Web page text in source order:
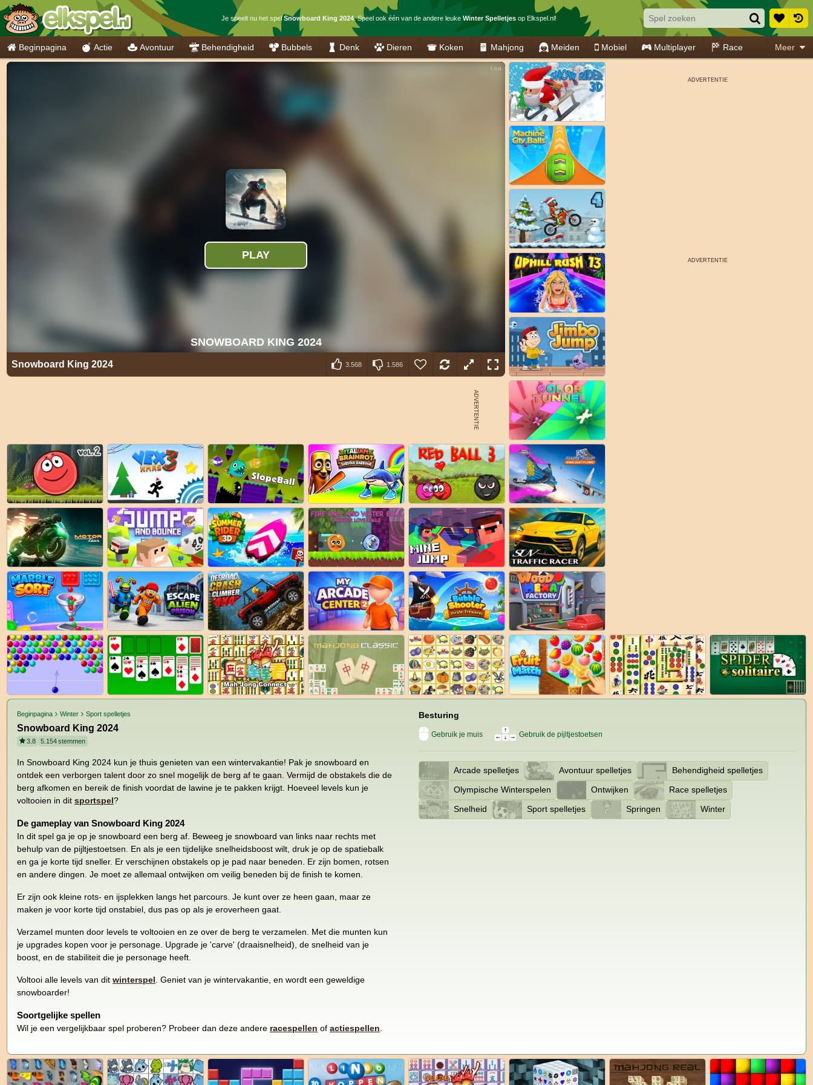
Je speelt nu het spelSnowboard King 2024. Speel ook één van de andere leuke Winter Spelletjesop Elkspel.nl!
Beginpagina Actie Avontuur Behendigheid Bubbels Denk Dieren Koken Mahjong Meiden Mobiel Multiplayer Race Meer
Snowboard King 2024 3.568 1.586
Beginpagina Winter Sport spelletjes
Snowboard King 2024
3.8 5.154stemmen
In Snowboard King 2024 kun je thuis genieten van een wintervakantie! Pak je snowboard en
ontdek een verborgen talent door zo snel mogelijk de berg af te gaan. Vermijd de obstakels die de
berg afkomen en bereik de finish voordat de lawine je te pakken krijgt. Hoeveel levels kun je
voltooien in dit sportspel?
De gameplay van Snowboard King 2024
In dit spel ga je op je snowboard een berg af. Beweeg je snowboard van links naar rechts met
behulp van de pijltjestoetsen. En als je een tijdelijke snelheidsboost wilt, druk je op de spatiebalk
en ga je korte tijd sneller. Er verschijnen obstakels op je pad naar beneden. Er zijn bomen, rotsen
en andere dingen. Je moet ze allemaal ontwijken om veilig beneden bij de finish te komen.
Er zijn ook kleine rots- en ijsplekken langs het parcours. Je kunt over ze heen gaan, maar ze
maken je voor korte tijd onstabiel, dus pas op als je eroverheen gaat.
Verzamel munten door levels te voltooien en ze over de berg te verzamelen. Met die munten kun
je upgrades kopen voor je personage. Upgrade je 'carve' (draaisnelheid), de snelheid van je
boost, en de stabiliteit die je personage heeft.
Voltooi alle levels van dit winterspel . Geniet van je wintervakantie, en wordt een geweldige
snowboarder!
Soortgelijke spellen
Wil je een vergelijkbaar spel proberen? Probeer dan deze andere racespellen of actiespellen
Besturing
Gebruik je muis Gebruik de pijltjestoetsen
Arcade spelletjes Avontuur spelletjes
Behendigheid spelletjes
Olympische Winterspelen
Ontwijken
Race spelletjes
Snelheid
Sport spelletjes Springen Winter